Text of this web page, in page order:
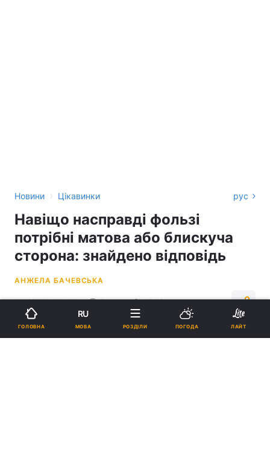
Новини › Цікавинки рус
Навіщо насправді фользі
потрібні матова або блискуча
сторона: знайдено відповідь
АНЖЕЛА БАЧЕВСЬКА
10:18, 10.06.26 3 хв. 1383
Підпишіться на нас в Google
ГОЛОВНА
RU
МОВА РОЗДІЛИ ПОГОДА ЛАЙТ